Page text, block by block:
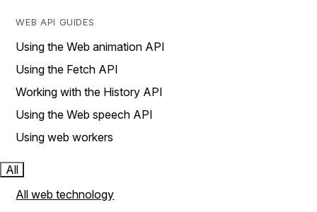
WEB API GUIDES
Using the Web animation API
Using the Fetch API
Working with the History API
Using the Web speech API
Using web workers
All
All web technology